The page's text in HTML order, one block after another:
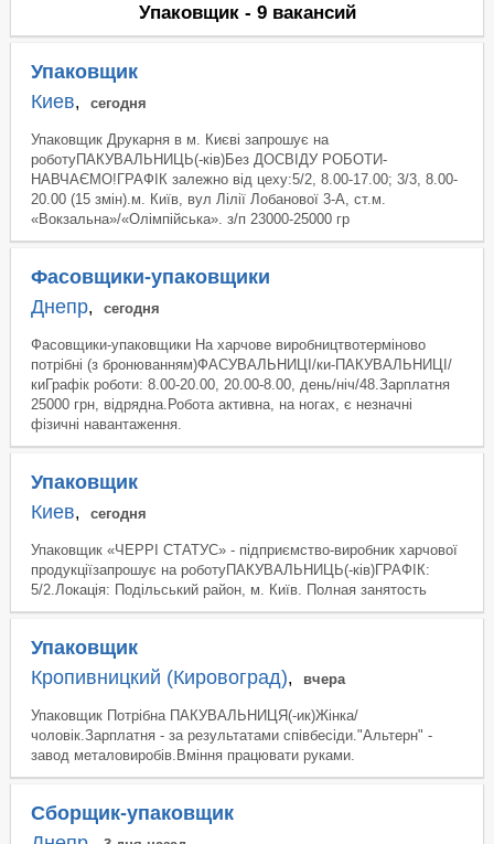
Упаковщик - 9 вакансий
Упаковщик
Киев, сегодня
Упаковщик Друкарня в м. Києві запрошує на
роботуПАКУВАЛЬНИЦЬ(-ків)Без ДОСВІДУ РОБОТИ-
НАВЧАЄМО!ГРАФІК залежно від цеху:5/2, 8.00-17.00; 3/3, 8.00-
20.00 (15 змін).м. Київ, вул Лілії Лобанової 3-А, ст.м.
«Вокзальна»/«Олімпійська». з/п 23000-25000 гр
Фасовщики-упаковщики
Днепр, сегодня
Фасовщики-упаковщики На харчове виробництвотерміново
потрібні (з бронюванням)ФАСУВАЛЬНИЦІ/ки-ПАКУВАЛЬНИЦІ/
киГрафік роботи: 8.00-20.00, 20.00-8.00, день/ніч/48.Зарплатня
25000 грн, відрядна.Робота активна, на ногах, є незначні
фізичні навантаження.
Упаковщик
Киев, сегодня
Упаковщик «ЧЕРРІ СТАТУС» - підприємство-виробник харчової
продукціїзапрошує на роботуПАКУВАЛЬНИЦЬ(-ків)ГРАФІК:
5/2.Локація: Подільський район, м. Київ. Полная занятость
Упаковщик
Кропивницкий (Кировоград), вчера
Упаковщик Потрібна ПАКУВАЛЬНИЦЯ(-ик)Жінка/
чоловік.Зарплатня - за результатами співбесіди."Альтерн" -
завод металовиробів.Вміння працювати руками.
Сборщик-упаковщик